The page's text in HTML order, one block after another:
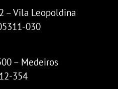
– Vila Leopoldina
030
– Medeiros
354